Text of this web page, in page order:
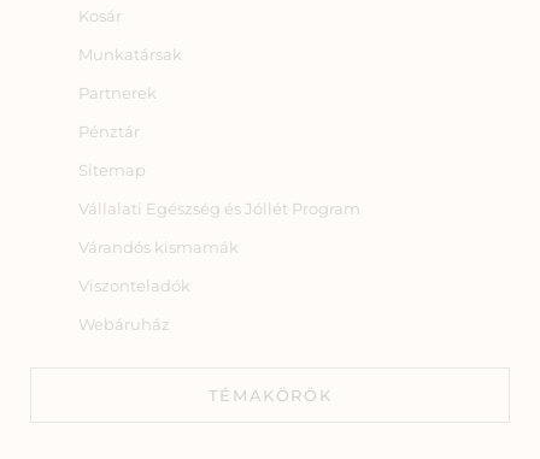
Kosár
Munkatársak
Partnerek
Pénztár
Sitemap
Vállalati Egészség és Jóllét Program
Várandós kismamák
Viszonteladók
Webáruház
TÉMAKÖRÖK